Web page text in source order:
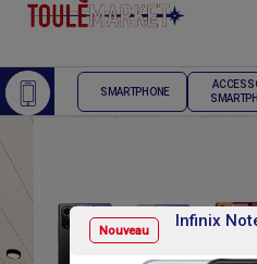
Nouveau
Infinix
SMARTPHONE